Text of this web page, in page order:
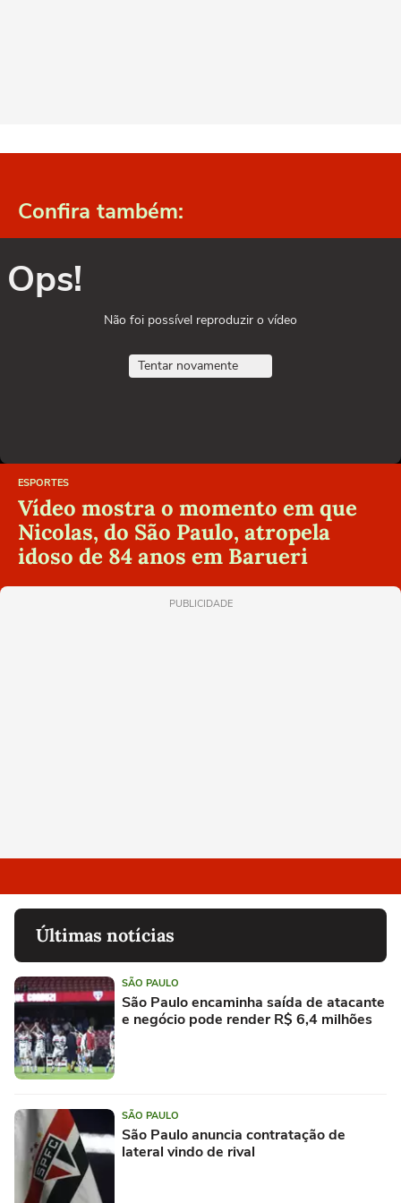
Confira também:
Ops!
Não foi possível reproduzir o vídeo
Tentar novamente
ESPORTES
Vídeo mostra o momento em que
Nicolas, do São Paulo, atropela
idoso de 84 anos em Barueri
PUBLICIDADE
Últimas notícias
SÃO PAULO
São Paulo encaminha saída de atacante
e negócio pode render R$ 6,4 milhões
SÃO PAULO
São Paulo anuncia contratação de
lateral vindo de rival